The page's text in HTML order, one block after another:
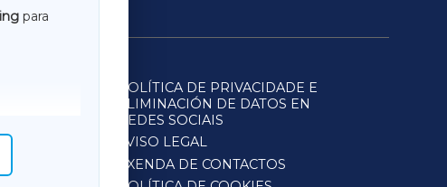
para
POLÍTICA DE PRIVACIDADE E
ELIMINACIÓN DE DATOS EN
REDES SOCIAIS
AVISO LEGAL
AXENDA DE CONTACTOS